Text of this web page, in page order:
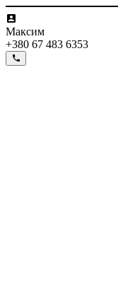
Максим
+380 67 483 6353